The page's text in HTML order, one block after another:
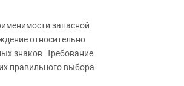
запасной
относительно
знаков. Требование
правильного выбора